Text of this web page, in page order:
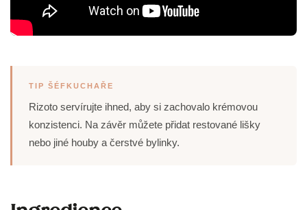
TIP ŠÉFKUCHAŘE
Rizoto servírujte ihned, aby si zachovalo krémovou
konzistenci. Na závěr můžete přidat restované lišky
nebo jiné houby a čerstvé bylinky.